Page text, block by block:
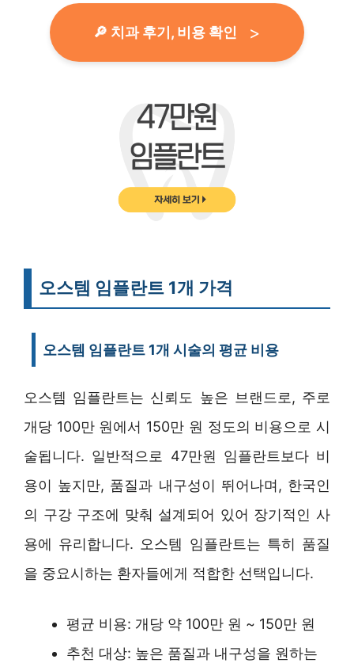
🔎 치과 후기, 비용 확인
오스템 임플란트 1개 가격
오스템 임플란트 1개 시술의 평균 비용
오스템 임플란트는 신뢰도 높은 브랜드로, 주로
개당 100만 원에서 150만 원 정도의 비용으로 시
술됩니다. 일반적으로 47만원 임플란트보다 비
용이 높지만, 품질과 내구성이 뛰어나며, 한국인
의 구강 구조에 맞춰 설계되어 있어 장기적인 사
용에 유리합니다. 오스템 임플란트는 특히 품질
을 중요시하는 환자들에게 적합한 선택입니다.
평균 비용: 개당 약 100만 원 ~ 150만 원
추천 대상: 높은 품질과 내구성을 원하는